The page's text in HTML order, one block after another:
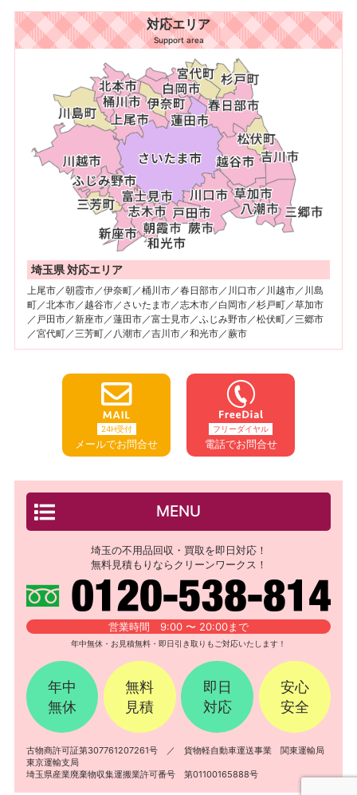
対応エリア
Support area
埼玉県 対応エリア
上尾市／朝霞市／伊奈町／桶川市／春日部市／川口市／川越市／川島
町／北本市／越谷市／さいたま市／志木市／白岡市／杉戸町／草加市
／戸田市／新座市／蓮田市／富士見市／ふじみ野市／松伏町／三郷市
／宮代町／三芳町／八潮市／吉川市／和光市／蕨市
24H受付
メールでお問合せ
フリーダイヤル
電話でお問合せ
MENU
埼玉の不用品回収・買取を即日対応！
無料見積もりならクリーンワークス！
営業時間 9:00 〜 20:00まで
年中無休・お見積無料・即日引き取りもご対応いたします！
年中
無休
無料
見積
即日
対応
安心
安全
古物商許可証第307761207261号 ／ 貨物軽自動車運送事業 関東運輸局
東京運輸支局
埼玉県産業廃棄物収集運搬業許可番号 第01100165888号